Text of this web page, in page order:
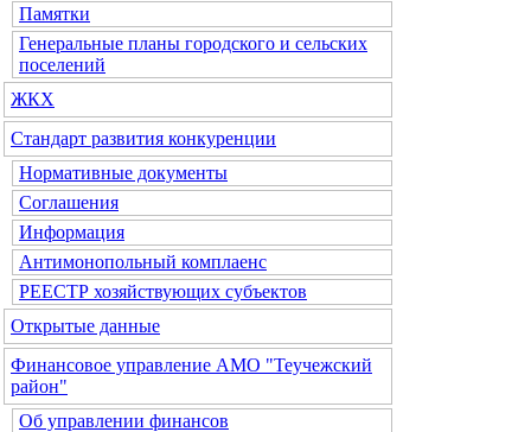
Памятки
Генеральные планы городского и сельских
поселений
ЖКХ
Стандарт развития конкуренции
Нормативные документы
Соглашения
Информация
Антимонопольный комплаенс
РЕЕСТР хозяйствующих субъектов
Открытые данные
Финансовое управление АМО "Теучежский
район"
Об управлении финансов